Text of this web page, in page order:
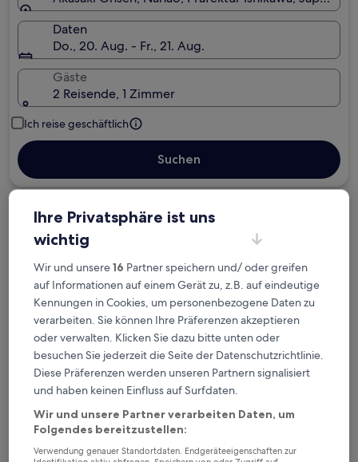
Daten
Do., 20. Aug. - Fr., 21. Aug.
Gäste
2 Reisende, 1 Zimmer
Ich reise geschäftlich
Suchen
Kostenlose Stornierung bei
Planänderungen
Verdiene Prämien für jede
wahrgenommene Übernachtung
Mehr sparen mit Preisen für Mitglieder
Überprüfe die Preise für diese Daten
Nächstes Wochenende
14. Aug. - 16. Aug.
21. Aug. - 23. Aug.
Ihre Privatsphäre ist uns
wichtig
Wir und unsere16 Partner speichern und/ oder greifen
auf Informationen auf einem Gerät zu, z.B. auf eindeutige
Kennungen in Cookies, um personenbezogene Daten zu
verarbeiten. Sie können Ihre Präferenzen akzeptieren
oder verwalten. Klicken Sie dazu bitte unten oder
besuchen Sie jederzeit die Seite der Datenschutzrichtlinie.
Diese Präferenzen werden unseren Partnern signalisiert
und haben keinen Einfluss auf Surfdaten.
Wir und unsere Partner verarbeiten Daten, um
Folgendes bereitzustellen:
Verwendung genauer Standortdaten. Endgeräteeigenschaften zur